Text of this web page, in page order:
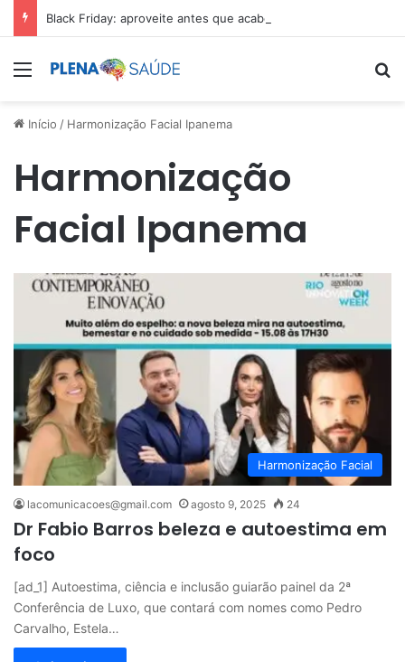
Black Friday: aproveite antes que acabe
Menu
Início / Harmonização Facial Ipanema
Harmonização
Facial Ipanema
Harmonização Facial
lacomunicacoes@gmail.com agosto 9, 2025 24
Dr Fabio Barros beleza e autoestima em
foco
[ad_1] Autoestima, ciência e inclusão guiarão painel da 2ª
Conferência de Luxo, que contará com nomes como Pedro
Carvalho, Estela…